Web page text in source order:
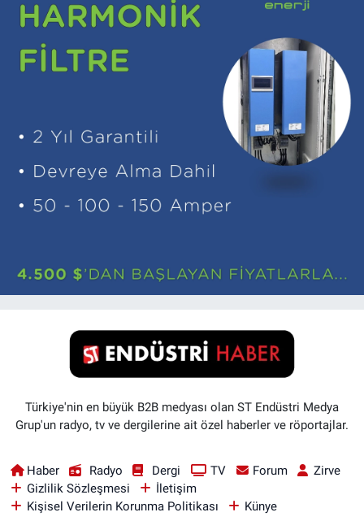
Türkiye'nin en büyük B2B medyası olan ST Endüstri Medya
Grup'un radyo, tv ve dergilerine ait özel haberler ve röportajlar.
Haber Radyo Dergi TV Forum
Zirve
Gizlilik Sözleşmesi
İletişim
Kişisel Verilerin Korunma Politikası
Künye